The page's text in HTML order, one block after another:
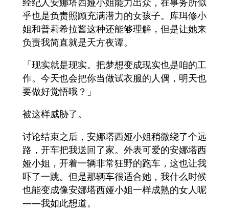
乎也是负责照顾充满潜力的女孩子。库珥修小
姐和普莉希拉酱这种还能够理解，但是让她来
负责我简直就是天方夜谭。
「现实就是现实。把梦想变成现实也是咱的工
作。今天也会把你当做试衣服的人偶，明天也
要做好觉悟哦？」
被这样威胁了。
讨论结束之后，安娜塔西娅小姐稍微绕了个远
路，开车把我送回了家。外表可爱的安娜塔西
娅小姐，开着一辆非常狂野的跑车，这也让我
吓了一跳。但是那辆车很适合她，我什么时候
也能变成像安娜塔西娅小姐一样成熟的女人呢
——我如此想道。